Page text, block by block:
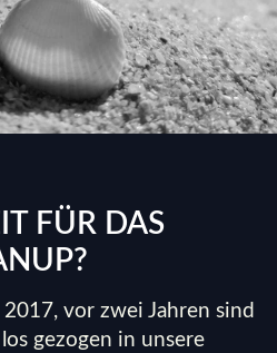
FÜR DAS
vor zwei Jahren sind
gezogen in unsere